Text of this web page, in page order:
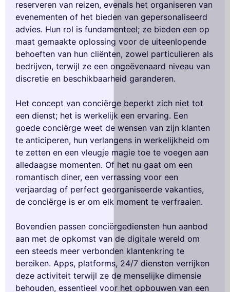
reserveren van reizen, evenals het organiseren van
evenementen of het bieden van gepersonaliseerd
advies. Hun rol is fundamenteel; ze bieden een op
maat gemaakte oplossing voor de uiteenlopende
behoeften van hun cliënten, zowel particulieren als
bedrijven, terwijl ze een ongeëvenaard niveau van
discretie en beschikbaarheid garanderen.
Het concept van conciërge beperkt zich niet tot
een dienst; het is werkelijk een ervaring. Een
goede conciërge weet de wensen van zijn klanten
te anticiperen, hun verlangens in werkelijkheid om
te zetten en een vleugje magie toe te voegen aan
alledaagse momenten. Of het nu gaat om een
romantisch diner, een verrassing voor een
verjaardag of perfect georganiseerde vakanties,
de conciërge is er om elk moment te verfraaien.
Bovendien passen conciërgediensten hun aanbod
aan met de opkomst van de digitale wereld om
een steeds meer verbonden klantenkring te
bereiken. Apps, platforms, 24/7 diensten verrijken
deze activiteit terwijl ze de menselijke dimensie
behouden, essentieel voor het opbouwen van een